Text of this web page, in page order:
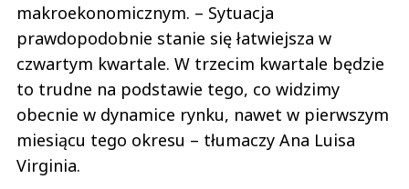
makroekonomicznym. – Sytuacja
prawdopodobnie stanie się łatwiejsza w
czwartym kwartale. W trzecim kwartale będzie
to trudne na podstawie tego, co widzimy
obecnie w dynamice rynku, nawet w pierwszym
miesiącu tego okresu – tłumaczy Ana Luisa
Virginia.